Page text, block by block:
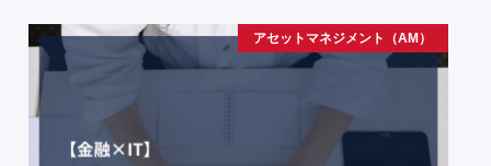
アセットマネジメント（AM）